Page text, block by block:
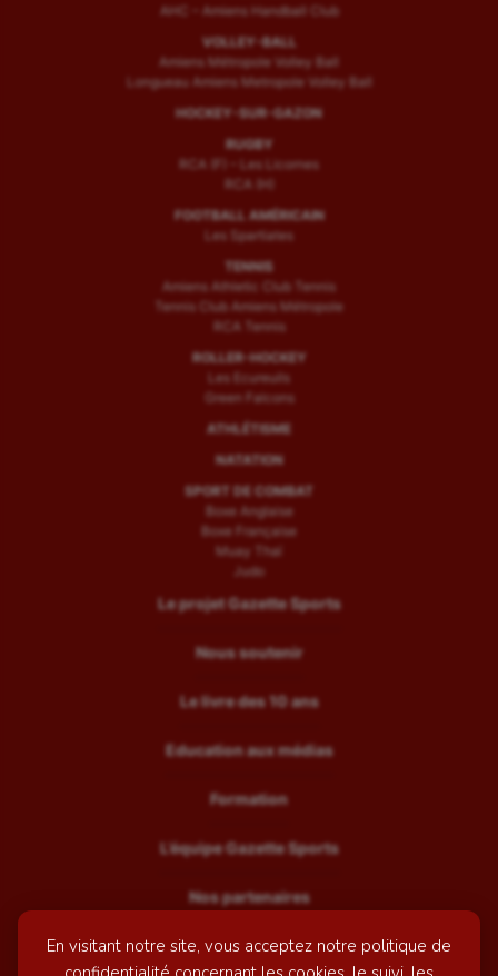
En visitant notre site, vous acceptez notre politique de
AHC – Amiens Handball Club
VOLLEY-BALL
Amiens Métropole Volley Ball
Longueau Amiens Metropole Volley Ball
HOCKEY-SUR-GAZON
RUGBY
RCA (F) – Les Licornes
RCA (H)
FOOTBALL AMÉRICAIN
Les Spartiates
TENNIS
Amiens Athletic Club Tennis
Tennis Club Amiens Métropole
RCA Tennis
ROLLER-HOCKEY
Les Ecureuils
Green Falcons
ATHLÉTISME
NATATION
SPORT DE COMBAT
Boxe Anglaise
Boxe Française
Muay Thaï
Judo
Le projet Gazette Sports
Nous soutenir
Le livre des 10 ans
Education aux médias
Formation
L’équipe Gazette Sports
Nos partenaires
Recrutement